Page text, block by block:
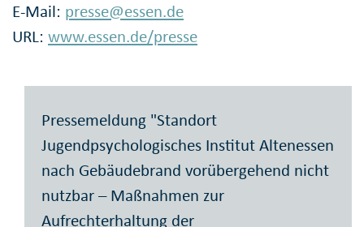
E-Mail: presse@essen.de
URL: www.essen.de/presse
Pressemeldung "Standort
Jugendpsychologisches Institut Altenessen
nach Gebäudebrand vorübergehend nicht
nutzbar – Maßnahmen zur
Aufrechterhaltung der